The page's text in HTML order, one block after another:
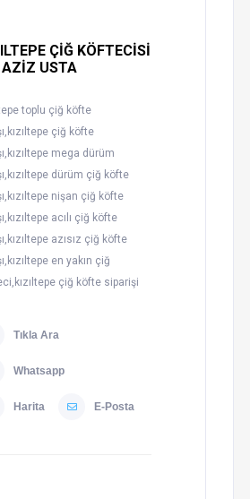
ÇİĞ KÖFTECİSİ
USTA
toplu çiğ köfte
çiğ köfte
mega dürüm
dürüm çiğ köfte
nişan çiğ köfte
acılı çiğ köfte
azısız çiğ köfte
en yakın çiğ
çiğ köfte siparişi
Tıkla Ara
Whatsapp
Harita E-Posta